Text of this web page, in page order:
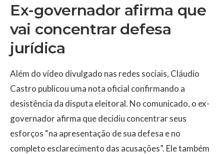
Ex-governador afirma que
vai concentrar defesa
jurídica
Além do vídeo divulgado nas redes sociais, Cláudio
Castro publicou uma nota oficial confirmando a
desistência da disputa eleitoral. No comunicado, o ex-
governador afirma que decidiu concentrar seus
esforços “na apresentação de sua defesa e no
completo esclarecimento das acusações”. Ele também